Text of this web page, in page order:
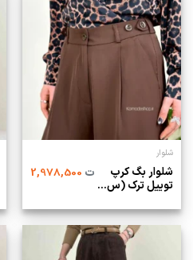
شلوار
شلوار بگ کرپ
توییل ترک (س...
ت2,978,500